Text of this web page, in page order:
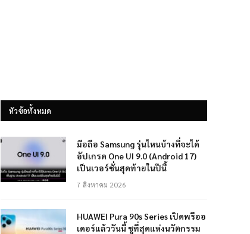
หัวข้อทั้งหมด
มือถือ Samsung รุ่นไหนบ้างที่จะได้
อัปเกรด One UI 9.0 (Android 17)
เป็นเวอร์ชั่นสุดท้ายในปีนี้
7 สิงหาคม 2026
HUAWEI Pura 90s Series เปิดพรีออ
เดอร์แล้ววันนี้ ชูที่สุดแห่งนวัตกรรม